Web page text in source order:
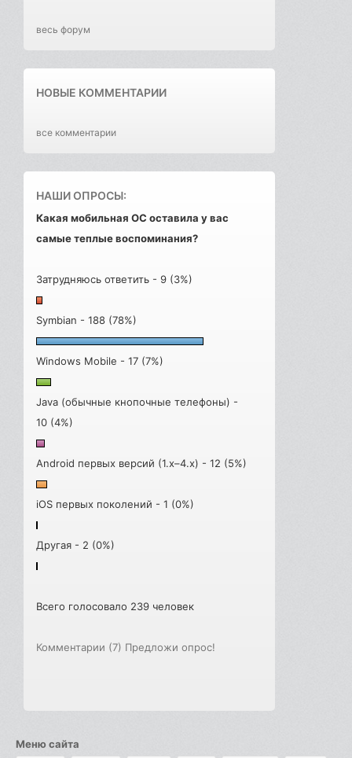
весь форум
НОВЫЕ КОММЕНТАРИИ
все комментарии
НАШИ ОПРОСЫ:
Какая мобильная ОС оставила у вас
самые теплые воспоминания?
Затрудняюсь ответить - 9 (3%)
Symbian - 188 (78%)
Windows Mobile - 17 (7%)
Java (обычные кнопочные телефоны) -
10 (4%)
Android первых версий (1.x–4.x) - 12 (5%)
iOS первых поколений - 1 (0%)
Другая - 2 (0%)
Всего голосовало 239 человек
Комментарии (7) Предложи опрос!
Меню сайта